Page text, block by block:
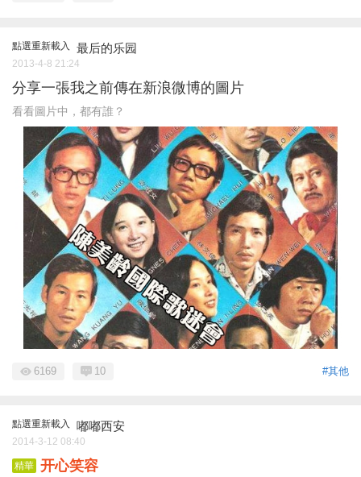
點選重新載入 最后的乐园
2013-4-8 21:24
分享一張我之前傳在新浪微博的圖片
看看圖片中，都有誰？
#其他
6169 10
點選重新載入 嘟嘟西安
2014-3-12 08:40
精華 开心笑容